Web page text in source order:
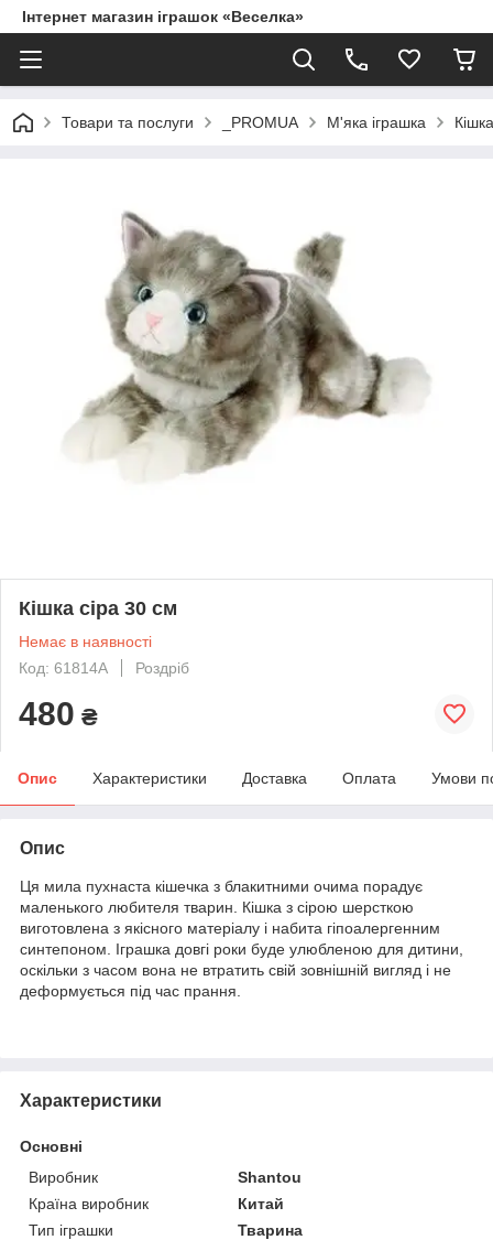
Інтернет магазин іграшок «Веселка»
Товари та послуги _PROMUA М'яка іграшка
Кішка сіра 30 см
Немає в наявності
Код: 61814A
Роздріб
480 ₴
Опис Характеристики Доставка Оплата Умови
Опис
Ця мила пухнаста кішечка з блакитними очима порадує
маленького любителя тварин. Кішка з сірою шерсткою
виготовлена з якісного матеріалу і набита гіпоалергенним
синтепоном. Іграшка довгі роки буде улюбленою для дитини,
оскільки з часом вона не втратить свій зовнішній вигляд і не
деформується під час прання.
Характеристики
Основні
Виробник
Shantou
Країна виробник
Китай
Тип іграшки
Тварина